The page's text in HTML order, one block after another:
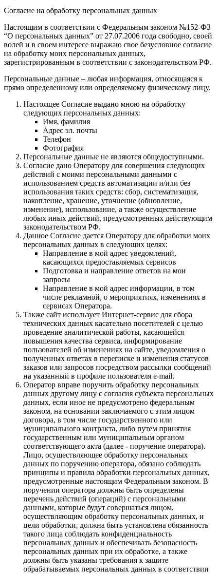
Согласие на обработку персональных данных
Настоящим в соответствии с Федеральным законом №152-ФЗ
“О персональных данных” от 27.07.2006 года свободно, своей
волей и в своем интересе выражаю свое безусловное согласие
на обработку моих персональных данных,
зарегистрированным в соответствии с законодательством РФ.
Персональные данные – любая информация, относящаяся к
прямо определенному или определяемому физическому лицу.
Настоящее Согласие выдано мною на обработку
следующих персональных данных:
Имя, фамилия
Адрес эл. почты
Телефон
Фотография
Персональные данные не являются общедоступными.
Согласие дано Оператору для совершения следующих
действий с моими персональными данными с
использованием средств автоматизации и/или без
использования таких средств: сбор, систематизация,
накопление, хранение, уточнение (обновление,
изменение), использование, а также осуществление
любых иных действий, предусмотренных действующим
законодательством РФ.
Данное Согласие дается Оператору для обработки моих
персональных данных в следующих целях:
Направление в мой адрес уведомлений,
касающихся предоставляемых сервисов
Подготовка и направление ответов на мои
запросы
Направление в мой адрес информации, в том
числе рекламной, о мероприятиях, изменениях в
сервисах Оператора.
Также сайт использует Интернет-сервис для сбора
технических данных касательно посетителей с целью
проведение аналитической работы, касающейся
повышения качества сервиса, информирование
пользователей об изменениях на сайте, уведомления о
полученных ответах в переписке и изменения статусов
заказов или запросов посредством рассылки сообщений
на указанный в профиле пользователя e-mail.
Оператор вправе поручить обработку персональных
данных другому лицу с согласия субъекта персональных
данных, если иное не предусмотрено федеральным
законом, на основании заключаемого с этим лицом
договора, в том числе государственного или
муниципального контракта, либо путем принятия
государственным или муниципальным органом
соответствующего акта (далее - поручение оператора).
Лицо, осуществляющее обработку персональных
данных по поручению оператора, обязано соблюдать
принципы и правила обработки персональных данных,
предусмотренные настоящим Федеральным законом. В
поручении оператора должны быть определены
перечень действий (операций) с персональными
данными, которые будут совершаться лицом,
осуществляющим обработку персональных данных, и
цели обработки, должна быть установлена обязанность
такого лица соблюдать конфиденциальность
персональных данных и обеспечивать безопасность
персональных данных при их обработке, а также
должны быть указаны требования к защите
обрабатываемых персональных данных в соответствии